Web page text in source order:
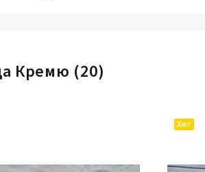
Кремю (20)
Хит